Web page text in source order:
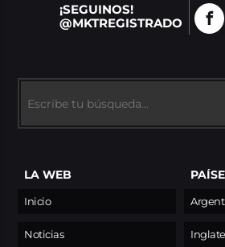
¡SEGUINOS!
@MKTREGISTRADO
LA WEB
Inicio
Noticias